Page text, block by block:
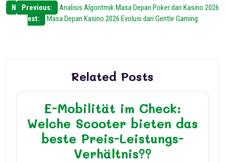
Post
navigation
Previous: Analisis Algoritmik Masa Depan Poker dan Kasino 2026
N
ext:
Masa Depan Kasino 2026 Evolusi dari Gentle Gaming
Related Posts
E-Mobilität im Check:
Welche Scooter bieten das
beste Preis-Leistungs-
Verhältnis??